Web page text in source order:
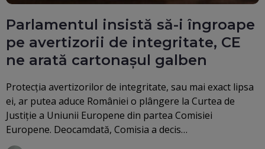
Parlamentul insistă să-i îngroape
pe avertizorii de integritate, CE
ne arată cartonașul galben
Protecția avertizorilor de integritate, sau mai exact lipsa
ei, ar putea aduce României o plângere la Curtea de
Justiție a Uniunii Europene din partea Comisiei
Europene. Deocamdată, Comisia a decis…